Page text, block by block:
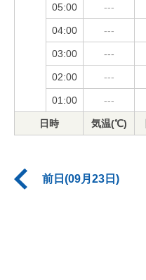
05:00 ---
04:00 ---
03:00 ---
02:00 ---
01:00 ---
日時 気温(℃)
前日(09月23日)